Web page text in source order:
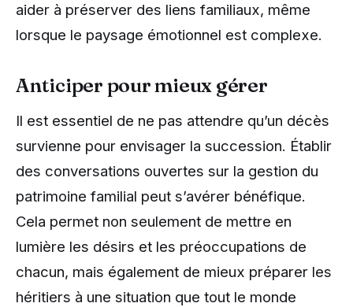
aider à préserver des liens familiaux, même
lorsque le paysage émotionnel est complexe.
Anticiper pour mieux gérer
Il est essentiel de ne pas attendre qu’un décès
survienne pour envisager la succession. Établir
des conversations ouvertes sur la gestion du
patrimoine familial peut s’avérer bénéfique.
Cela permet non seulement de mettre en
lumière les désirs et les préoccupations de
chacun, mais également de mieux préparer les
héritiers à une situation que tout le monde